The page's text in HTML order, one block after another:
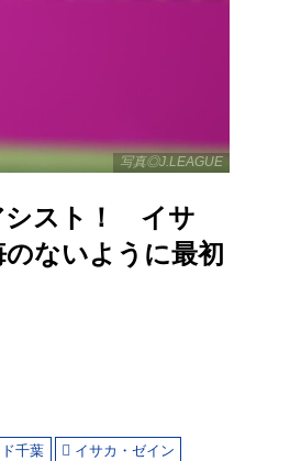
写真◎J.LEAGUE
シスト！ イサ
ないように最初
千葉 イサカ・ゼイン